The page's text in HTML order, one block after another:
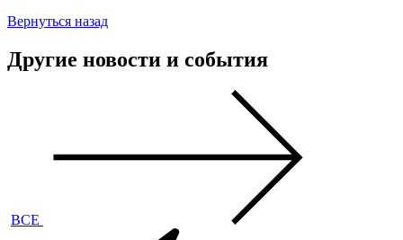
Вернуться назад
Другие новости и события
ВСЕ